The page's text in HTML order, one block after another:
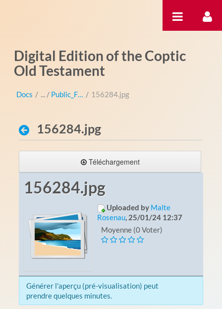
Digital Edition of the Coptic
Old Testament
Docs / Public_Files / 156284.jpg
156284.jpg
Téléchargement
156284.jpg
Uploaded by Malte
Rosenau, 25/01/24 12:37
Moyenne (0 Voter)
Générer l'aperçu (pré-visualisation) peut
prendre quelques minutes.